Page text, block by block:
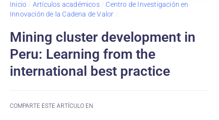
Inicio / Artículos académicos/ Centro de Investigación en
Innovación de la Cadena de Valor /
Mining cluster development in
Peru: Learning from the
international best practice
COMPARTE ESTE ARTÍCULO EN